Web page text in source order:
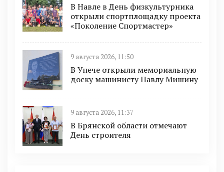
В Навле в День физкультурника
открыли спортплощадку проекта
«Поколение Спортмастер»
9 августа 2026, 11:50
В Унече открыли мемориальную
доску машинисту Павлу Мишину
9 августа 2026, 11:37
В Брянской области отмечают
День строителя